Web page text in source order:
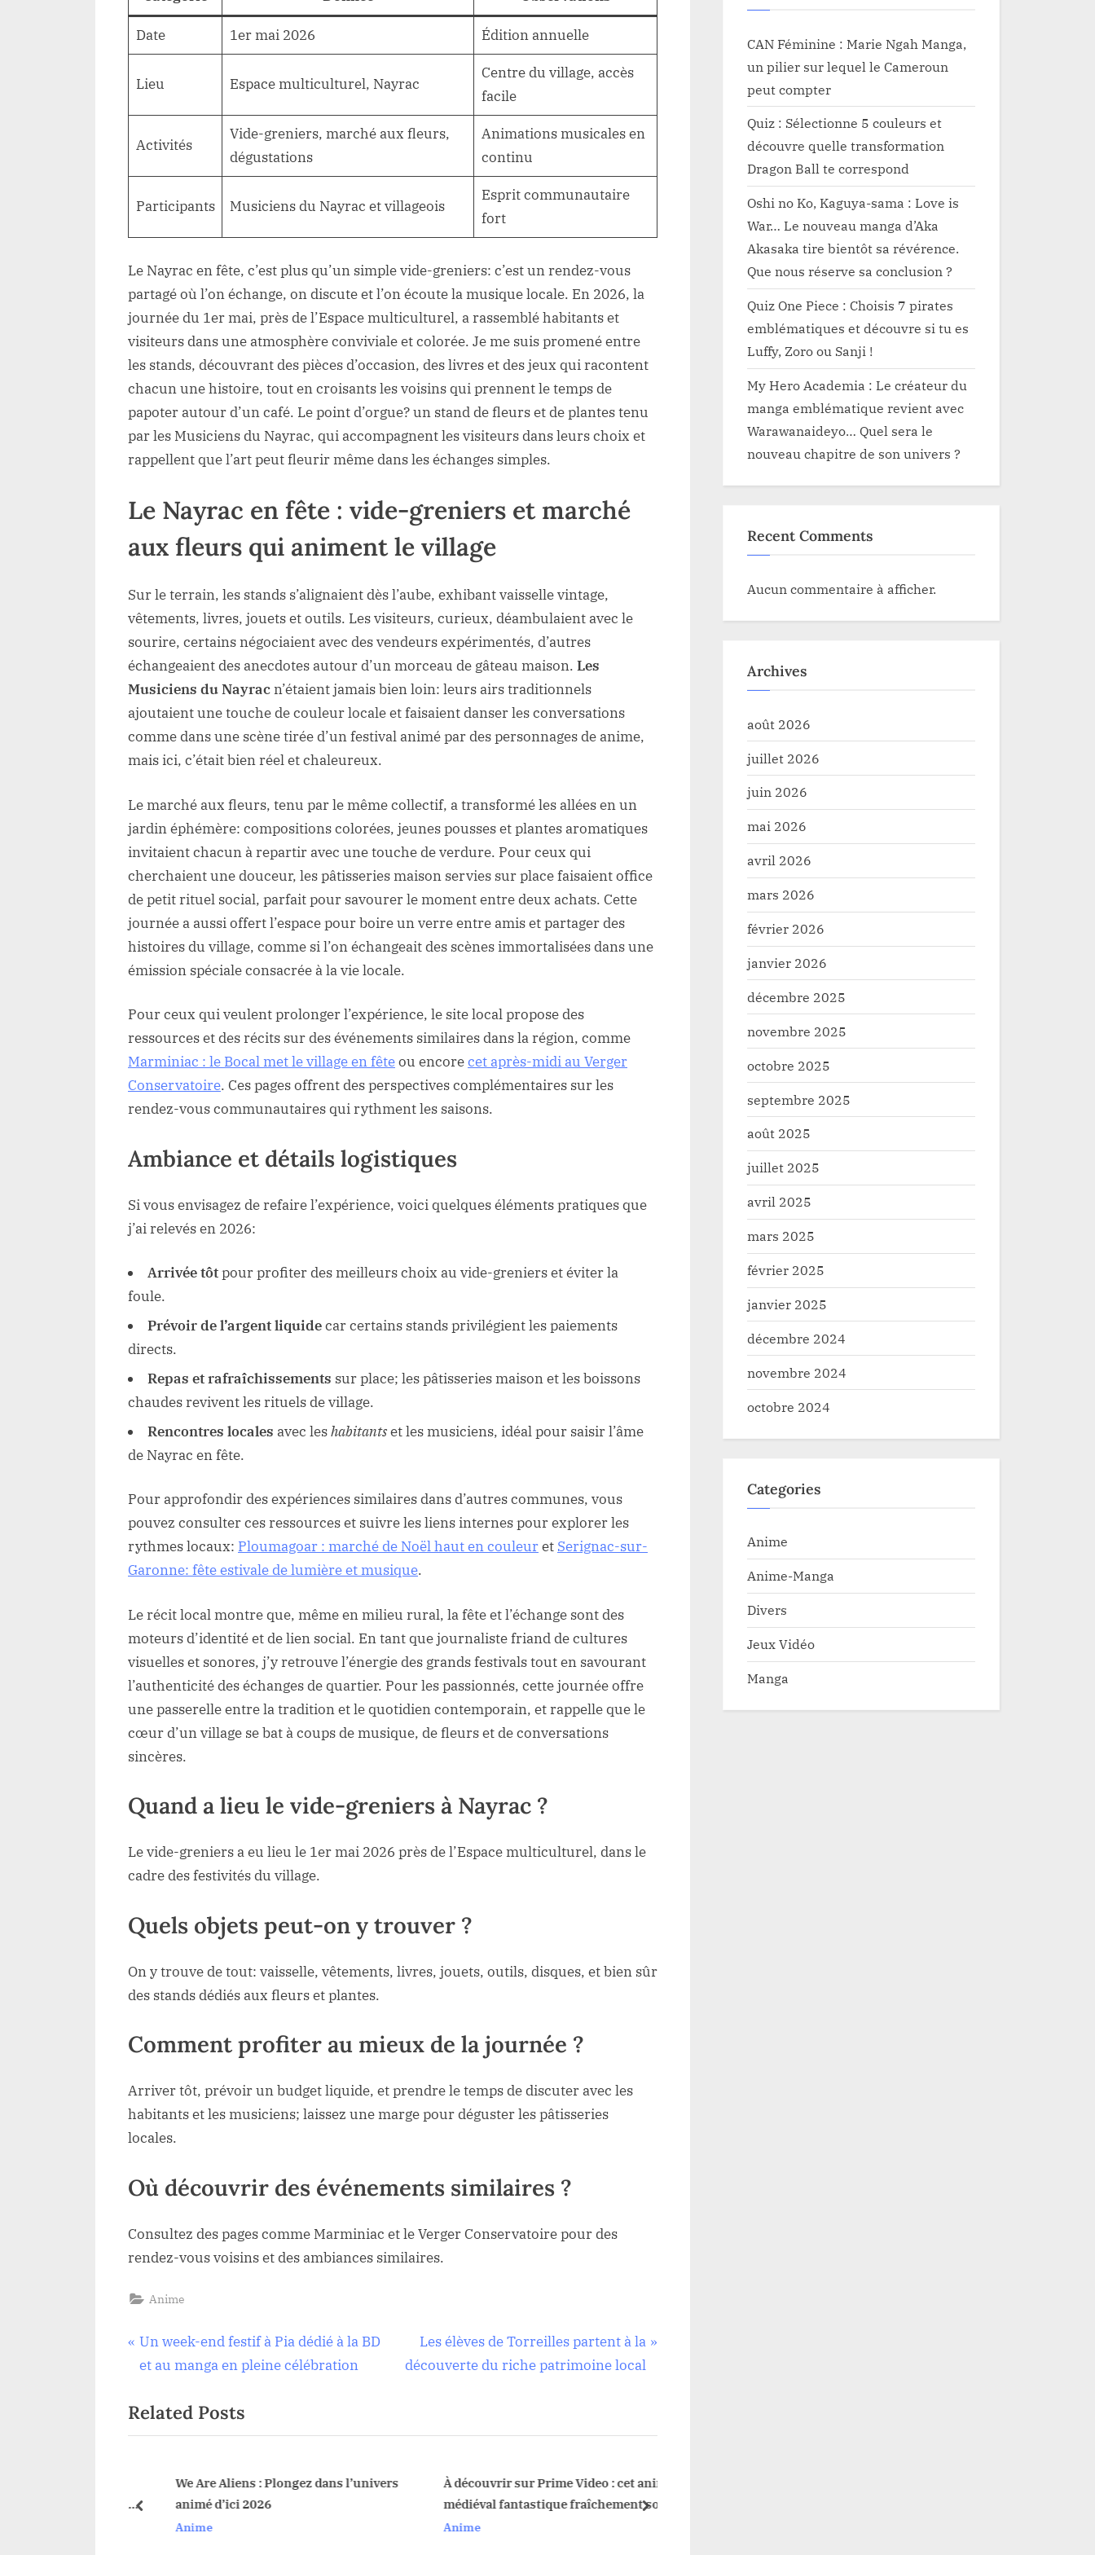
Date 1er mai 2026 Édition annuelle
Lieu Espace multiculturel, Nayrac
Centre du village, accès
facile
Activités
Vide-greniers, marché aux fleurs,
dégustations
Animations musicales en
continu
Participants Musiciens du Nayrac et villageois
Esprit communautaire
fort
Le Nayrac en fête, c’est plus qu’un simple vide-greniers: c’est un rendez-vous
partagé où l’on échange, on discute et l’on écoute la musique locale. En 2026, la
journée du 1er mai, près de l’Espace multiculturel, a rassemblé habitants et
visiteurs dans une atmosphère conviviale et colorée. Je me suis promené entre
les stands, découvrant des pièces d’occasion, des livres et des jeux qui racontent
chacun une histoire, tout en croisants les voisins qui prennent le temps de
papoter autour d’un café. Le point d’orgue? un stand de fleurs et de plantes tenu
par les Musiciens du Nayrac, qui accompagnent les visiteurs dans leurs choix et
rappellent que l’art peut fleurir même dans les échanges simples.
Le Nayrac en fête : vide-greniers et marché
aux fleurs qui animent le village
Sur le terrain, les stands s’alignaient dès l’aube, exhibant vaisselle vintage,
vêtements, livres, jouets et outils. Les visiteurs, curieux, déambulaient avec le
sourire, certains négociaient avec des vendeurs expérimentés, d’autres
échangeaient des anecdotes autour d’un morceau de gâteau maison. Les
Musiciens du Nayracn’étaient jamais bien loin: leurs airs traditionnels
ajoutaient une touche de couleur locale et faisaient danser les conversations
comme dans une scène tirée d’un festival animé par des personnages de anime,
mais ici, c’était bien réel et chaleureux.
Le marché aux fleurs, tenu par le même collectif, a transformé les allées en un
jardin éphémère: compositions colorées, jeunes pousses et plantes aromatiques
invitaient chacun à repartir avec une touche de verdure. Pour ceux qui
cherchaient une douceur, les pâtisseries maison servies sur place faisaient office
de petit rituel social, parfait pour savourer le moment entre deux achats. Cette
journée a aussi offert l’espace pour boire un verre entre amis et partager des
histoires du village, comme si l’on échangeait des scènes immortalisées dans une
émission spéciale consacrée à la vie locale.
Pour ceux qui veulent prolonger l’expérience, le site local propose des
ressources et des récits sur des événements similaires dans la région, comme
Marminiac : le Bocal met le village en fêteou encorecet après-midi au Verger
Conservatoire. Ces pages offrent des perspectives complémentaires sur les
rendez-vous communautaires qui rythment les saisons.
Ambiance et détails logistiques
Si vous envisagez de refaire l’expérience, voici quelques éléments pratiques que
j’ai relevés en 2026:
Arrivée tôtpour profiter des meilleurs choix au vide-greniers et éviter la
foule.
Prévoir de l’argent liquidecar certains stands privilégient les paiements
directs.
Repas et rafraîchissements sur place; les pâtisseries maison et les boissons
chaudes revivent les rituels de village.
Rencontres locales avec leshabitantset les musiciens, idéal pour saisir l’âme
de Nayrac en fête.
Pour approfondir des expériences similaires dans d’autres communes, vous
pouvez consulter ces ressources et suivre les liens internes pour explorer les
rythmes locaux: Ploumagoar : marché de Noël haut en couleuret Serignac-sur-
Garonne: fête estivale de lumière et musique.
Le récit local montre que, même en milieu rural, la fête et l’échange sont des
moteurs d’identité et de lien social. En tant que journaliste friand de cultures
visuelles et sonores, j’y retrouve l’énergie des grands festivals tout en savourant
l’authenticité des échanges de quartier. Pour les passionnés, cette journée offre
une passerelle entre la tradition et le quotidien contemporain, et rappelle que le
cœur d’un village se bat à coups de musique, de fleurs et de conversations
sincères.
Quand a lieu le vide-greniers à Nayrac ?
Le vide-greniers a eu lieu le 1er mai 2026 près de l’Espace multiculturel, dans le
cadre des festivités du village.
Quels objets peut-on y trouver ?
On y trouve de tout: vaisselle, vêtements, livres, jouets, outils, disques, et bien sûr
des stands dédiés aux fleurs et plantes.
Comment profiter au mieux de la journée ?
Arriver tôt, prévoir un budget liquide, et prendre le temps de discuter avec les
habitants et les musiciens; laissez une marge pour déguster les pâtisseries
locales.
Où découvrir des événements similaires ?
Consultez des pages comme Marminiac et le Verger Conservatoire pour des
rendez-vous voisins et des ambiances similaires.
Anime
Navigation
l’article
P
r
v
i
s
Un week-end festif à Pia dédié à la BD
et au manga en pleine célébration
N
e
P
Les élèves de Torreilles partent à la
découverte du riche patrimoine local
Related Posts
We Are Aliens : Plongez dans l’univers
animé d’ici 2026
Anime
À découvrir sur Prime Video : cet anime
médiéval fantastique fraîchement sorti
et acclamé à 100% est la révélation
Anime
prev next
CAN Féminine : Marie Ngah Manga,
un pilier sur lequel le Cameroun
peut compter
Quiz : Sélectionne 5 couleurs et
découvre quelle transformation
Dragon Ball te correspond
Oshi no Ko, Kaguya-sama : Love is
War… Le nouveau manga d’Aka
Akasaka tire bientôt sa révérence.
Que nous réserve sa conclusion ?
Quiz One Piece : Choisis 7 pirates
emblématiques et découvre si tu es
Luffy, Zoro ou Sanji !
My Hero Academia : Le créateur du
manga emblématique revient avec
Warawanaideyo… Quel sera le
nouveau chapitre de son univers ?
Recent Comments
Aucun commentaire à afficher.
Archives
août 2026
juillet 2026
juin 2026
mai 2026
avril 2026
mars 2026
février 2026
janvier 2026
décembre 2025
novembre 2025
octobre 2025
septembre 2025
août 2025
juillet 2025
avril 2025
mars 2025
février 2025
janvier 2025
décembre 2024
novembre 2024
octobre 2024
Categories
Anime
Anime-Manga
Divers
Jeux Vidéo
Manga